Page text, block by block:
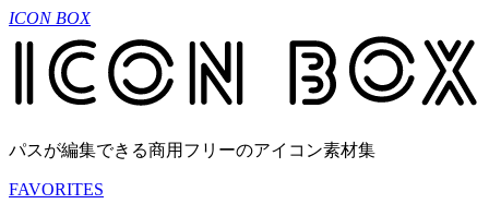
ICON BOX
パスが編集できる商用フリーのアイコン素材集
FAVORITES